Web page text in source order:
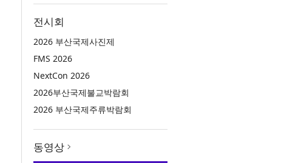
전시회
2026 부산국제사진제
FMS 2026
NextCon 2026
2026부산국제불교박람회
2026 부산국제주류박람회
동영상